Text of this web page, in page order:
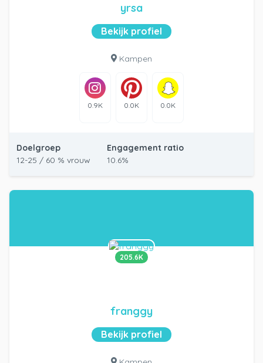
yrsa
Bekijk profiel
Kampen
0.9K 0.0K 0.0K
Doelgroep
12-25 / 60 % vrouw
Engagement ratio
10.6%
205.6K
franggy
Bekijk profiel